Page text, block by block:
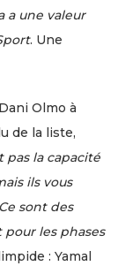
a une valeur
. Une
Olmo à
de la liste,
pas la capacité
ils vous
sont des
les phases
: Yamal